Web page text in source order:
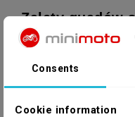
Zalety quadów
Dłuższy zasięg:
oferują dłuższy
doskonałym
terenowych.
Consents
Cookie information